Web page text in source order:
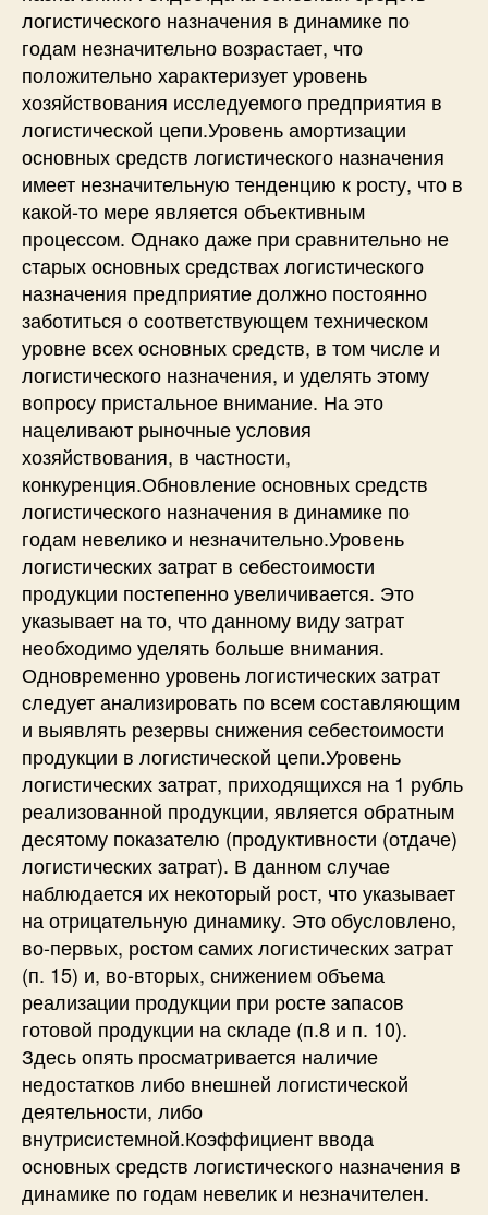
логистического назначения в динамике по
годам незначительно возрастает, что
положительно характеризует уровень
хозяйствования исследуемого предприятия в
логистической цепи.Уровень амортизации
основных средств логистического назначения
имеет незначительную тенденцию к росту, что в
какой-то мере является объективным
процессом. Однако даже при сравнительно не
старых основных средствах логистического
назначения предприятие должно постоянно
заботиться о соответствующем техническом
уровне всех основных средств, в том числе и
логистического назначения, и уделять этому
вопросу пристальное внимание. На это
нацеливают рыночные условия
хозяйствования, в частности,
конкуренция.Обновление основных средств
логистического назначения в динамике по
годам невелико и незначительно.Уровень
логистических затрат в себестоимости
продукции постепенно увеличивается. Это
указывает на то, что данному виду затрат
необходимо уделять больше внимания.
Одновременно уровень логистических затрат
следует анализировать по всем составляющим
и выявлять резервы снижения себестоимости
продукции в логистической цепи.Уровень
логистических затрат, приходящихся на 1 рубль
реализованной продукции, является обратным
десятому показателю (продуктивности (отдаче)
логистических затрат). В данном случае
наблюдается их некоторый рост, что указывает
на отрицательную динамику. Это обусловлено,
во-первых, ростом самих логистических затрат
(п. 15) и, во-вторых, снижением объема
реализации продукции при росте запасов
готовой продукции на складе (п.8 и п. 10).
Здесь опять просматривается наличие
недостатков либо внешней логистической
деятельности, либо
внутрисистемной.Коэффициент ввода
основных средств логистического назначения в
динамике по годам невелик и незначителен.